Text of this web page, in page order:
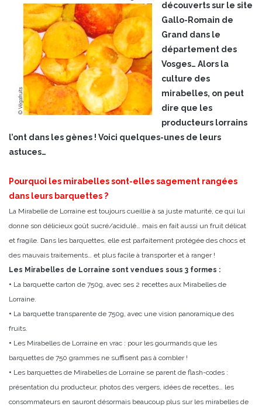
découverts sur le site
Gallo-Romain de
Grand dans le
département des
Vosges… Alors la
culture des
mirabelles, on peut
dire que les
producteurs lorrains
l’ont dans les gènes ! Voici quelques-unes de leurs
astuces…
Pourquoi les mirabelles sont-elles sagement rangées
dans leurs barquettes ?
La Mirabelle de Lorraine est toujours cueillie à sa juste maturité, ce qui lui
donne son délicieux goût sucré/acidulé… mais en fait aussi un fruit délicat
et fragile. Dans les barquettes, elle est parfaitement protégée des chocs et
des mauvais traitements… et plus facile à transporter et à ranger !
Les Mirabelles de Lorraine sont vendues sous 3 formes :
• La barquette carton de 750g, avec ses 2 recettes aux Mirabelles de
Lorraine.
• La barquette transparente de 750g, avec une vision panoramique des
fruits.
• Les Mirabelles de Lorraine en vrac : pour les gourmands que les
barquettes de 750 grammes ne suffisent pas à combler !
• Les barquettes de Mirabelles de Lorraine se parent de flash-codes :
présentation du producteur, photos des vergers, idées de recettes… les
consommateurs en sauront désormais beaucoup plus sur les mirabelles de